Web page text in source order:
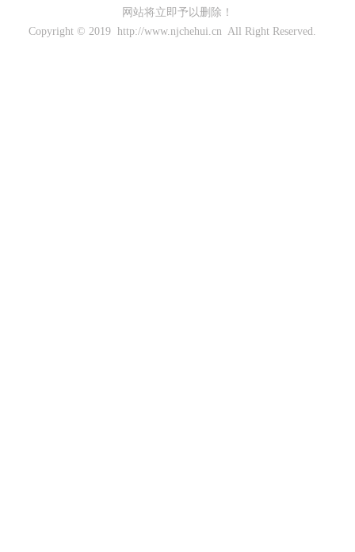
网站将立即予以删除！
Copyright © 2019 http://www.njchehui.cn All Right Reserved.